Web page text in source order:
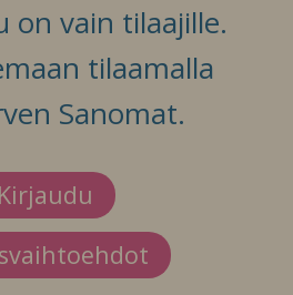
on vain tilaajille.
tilaamalla
Sanomat.
Kirjaudu